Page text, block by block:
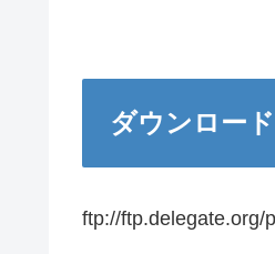
ダウンロード
ftp://ftp.delegate.org/